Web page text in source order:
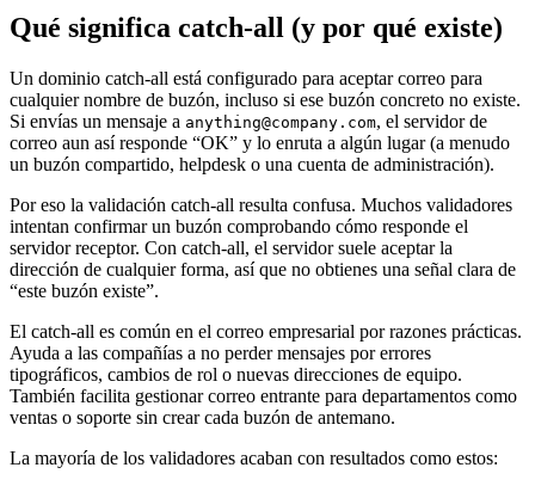
Qué significa catch-all (y por qué existe)
Un dominio catch-all está configurado para aceptar correo para
cualquier nombre de buzón, incluso si ese buzón concreto no existe.
Si envías un mensaje a anything@company.com, el servidor de
correo aun así responde “OK” y lo enruta a algún lugar (a menudo
un buzón compartido, helpdesk o una cuenta de administración).
Por eso la validación catch-all resulta confusa. Muchos validadores
intentan confirmar un buzón comprobando cómo responde el
servidor receptor. Con catch-all, el servidor suele aceptar la
dirección de cualquier forma, así que no obtienes una señal clara de
“este buzón existe”.
El catch-all es común en el correo empresarial por razones prácticas.
Ayuda a las compañías a no perder mensajes por errores
tipográficos, cambios de rol o nuevas direcciones de equipo.
También facilita gestionar correo entrante para departamentos como
ventas o soporte sin crear cada buzón de antemano.
La mayoría de los validadores acaban con resultados como estos: